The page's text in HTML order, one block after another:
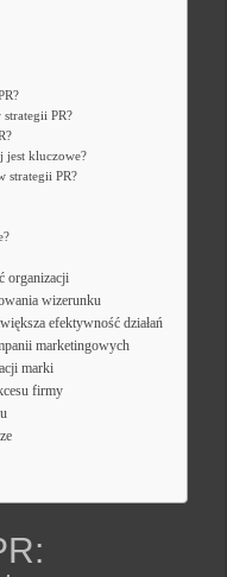
PR?
jest kluczowe?
strategii PR?
organizacji
wizerunku
efektywność działań
marketingowych
marki
firmy